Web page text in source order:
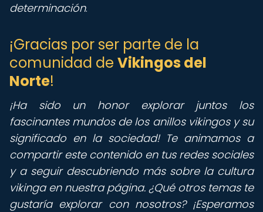
determinación.
¡Gracias por ser parte de la
comunidad de Vikingos del
Norte!
¡Ha sido un honor explorar juntos los
fascinantes mundos de los anillos vikingos y su
significado en la sociedad! Te animamos a
compartir este contenido en tus redes sociales
y a seguir descubriendo más sobre la cultura
vikinga en nuestra página. ¿Qué otros temas te
gustaría explorar con nosotros? ¡Esperamos